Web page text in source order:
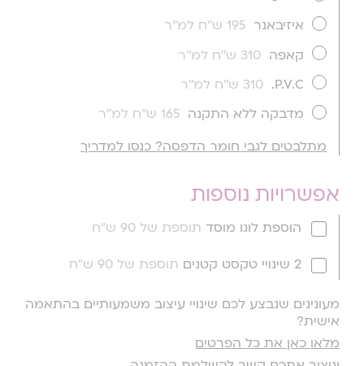
איזיבאנר 195 ש''ח למ''ר
קאפה 310 ש''ח למ''ר
P.V.C.
310 ש''ח למ''ר
מדבקה ללא התקנה 165 ש''ח למ''ר
מתלבטים לגבי חומר הדפסה? כנסו למדריך
אפשרויות נוספות
הוספת לוגו מוסד תוספת של 90 ש"ח
2 שינויי טקסט קטנים תוספת של 90 ש"ח
מעונינים שנבצע לכם שינויי עיצוב משמעותיים בהתאמה
אישית?
מלאו כאן את כל הפרטים